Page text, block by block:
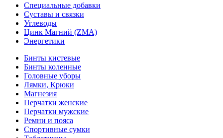
Специальные добавки
Суставы и связки
Углеводы
Цинк Магний (ZMA)
Энергетики
Бинты кистевые
Бинты коленные
Головные уборы
Лямки, Крюки
Магнезия
Перчатки женские
Перчатки мужские
Ремни и пояса
Спортивные сумки